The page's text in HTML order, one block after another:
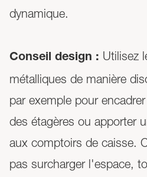
dynamique.
Conseil design : Utilisez
métalliques de manière
par exemple pour
des étagères ou apporter
aux comptoirs de caisse.
pas surcharger l'espace,